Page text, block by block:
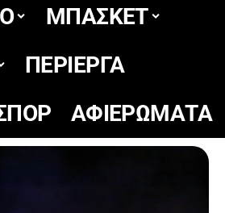
ΜΠΑΣΚΕΤ
ΠΕΡΙΕΡΓΑ
ΑΦΙΕΡΩΜΑΤΑ